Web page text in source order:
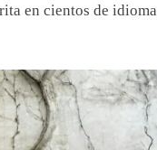
en cientos de